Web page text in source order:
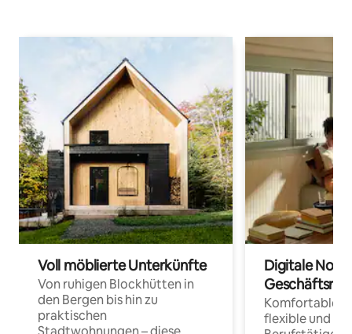
Voll möblierte Unterkünfte
Von ruhigen Blockhütten in
den Bergen bis hin zu
praktischen
Digitale
Komfortable
flexible und